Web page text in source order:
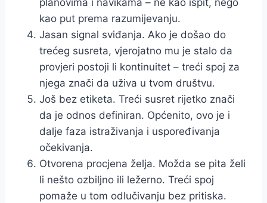
planovima i navikama – ne kao ispit, nego
kao put prema razumijevanju.
Jasan signal sviđanja. Ako je došao do
trećeg susreta, vjerojatno mu je stalo da
provjeri postoji li kontinuitet – treći spoj za
njega znači da uživa u tvom društvu.
Još bez etiketa. Treći susret rijetko znači
da je odnos definiran. Općenito, ovo je i
dalje faza istraživanja i uspoređivanja
očekivanja.
Otvorena procjena želja. Možda se pita želi
li nešto ozbiljno ili ležerno. Treći spoj
pomaže u tom odlučivanju bez pritiska.